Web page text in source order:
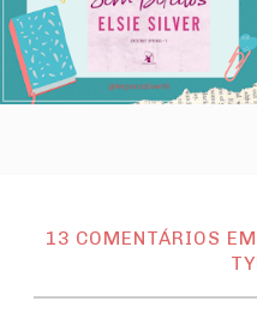
13 COMENTÁRIOS